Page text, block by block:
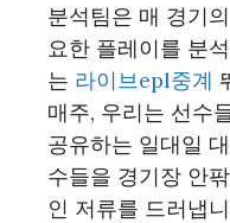
분석팀은 매 경기
요한 플레이를 분
는 라이브epl중계
매주, 우리는 선수
공유하는 일대일
수들을 경기장 안
인 저류를 드러냅